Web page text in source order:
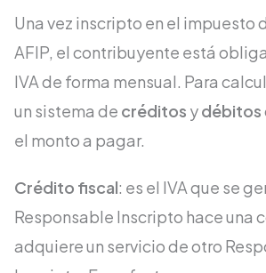
Una vez inscripto en el impuesto
AFIP, el contribuyente está
IVA de forma mensual. Para
un sistema de créditos ydébitos
el monto a pagar.
Crédito fiscal: es el IVA que se
Responsable Inscripto hace una
adquiere un servicio de otro